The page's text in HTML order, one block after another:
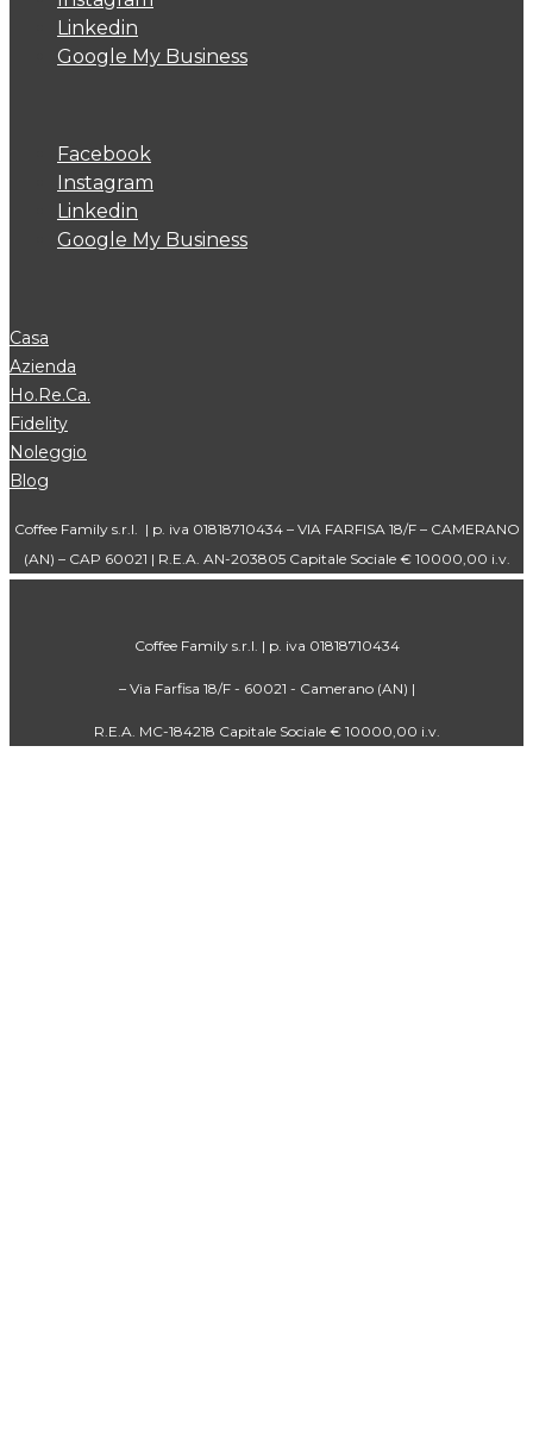
Linkedin
Google My Business
Facebook
Instagram
Linkedin
Google My Business
Casa
Azienda
Ho.Re.Ca.
Fidelity
Noleggio
Blog
Coffee Family s.r.l. | p. iva 01818710434 – VIA FARFISA 18/F – CAMERANO
(AN) – CAP 60021 | R.E.A. AN-203805 Capitale Sociale € 10000,00 i.v.
Coffee Family s.r.l. | p. iva 01818710434
– Via Farfisa 18/F - 60021 - Camerano (AN) |
R.E.A. MC-184218 Capitale Sociale € 10000,00 i.v.